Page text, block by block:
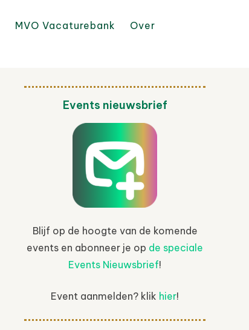
MVO Vacaturebank
Over
Outlook Live
Events nieuwsbrief
Blijf op de hoogte van de komende
events en abonneer je op de speciale
Events Nieuwsbrief!
Event aanmelden? klik hier!